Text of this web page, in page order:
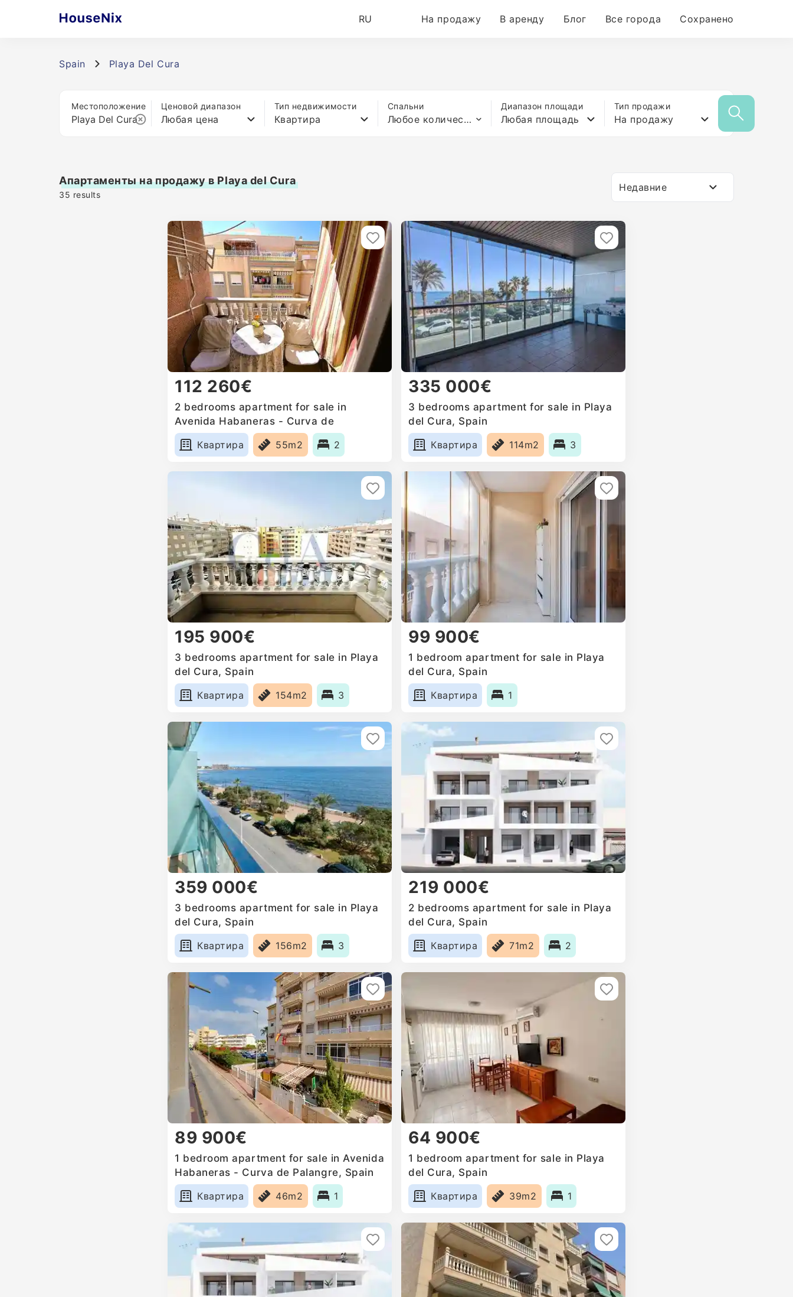
RU На продажу В аренду Блог Все города Сохранено
Spain Playa Del Cura
Местоположение Ценовой диапазон
Любая цена
Тип недвижимости
Квартира
Спальни
Любое количество спален
Диапазон площади
Любая площадь
Тип продажи
На продажу
Апартаменты на продажу в Playa del Cura
35 results
Недавние
112 260€
2 bedrooms apartment for sale in
Avenida Habaneras - Curva de
Palangre, Spain
Квартира
55m2 2
335 000€
3 bedrooms apartment for sale in Playa
del Cura, Spain
Квартира
114m2 3
195 900€
3 bedrooms apartment for sale in Playa
del Cura, Spain
Квартира
154m2 3
99 900€
1 bedroom apartment for sale in Playa
del Cura, Spain
Квартира
1
359 000€
3 bedrooms apartment for sale in Playa
del Cura, Spain
Квартира
156m2 3
219 000€
2 bedrooms apartment for sale in Playa
del Cura, Spain
Квартира
71m2 2
89 900€
1 bedroom apartment for sale in Avenida
Habaneras - Curva de Palangre, Spain
Квартира
46m2 1
64 900€
1 bedroom apartment for sale in Playa
del Cura, Spain
Квартира
39m2 1